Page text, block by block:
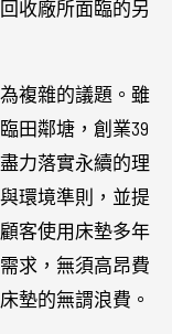
收廠所面臨的另
複雜的議題。雖
田鄰塘，創業39
力落實永續的理
環境準則，並提
客使用床墊多年
求，無須高昂費
墊的無謂浪費。